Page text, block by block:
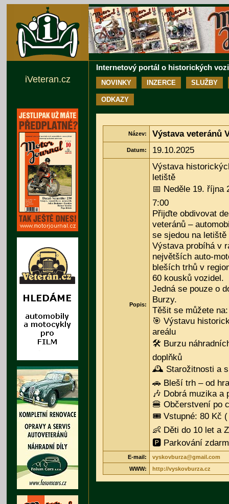
Internetový portál o historických
NOVINKY INZERCE SLUŽBY
ODKAZY
Název: Výstava veteránů
Datum: 19.10.2025
Popis:
Výstava
letiště
📅 Neděle 19. října
7:00
Přijďte obdivovat
veteránů –
se sjedou na
Výstava probíhá v
největších auto-
bleších trhů v
60 kousků vozidel.
Jedná se pouze o
Burzy.
Těšit se můžete na:
🎯 Výstavu
areálu
🛠️ Burzu
doplňků
🕰️ Starožitnosti a
🚗 Bleší trh – od
🎶 Dobrá muzika a
🍔 Občerstvení po
🎟️ Vstupné: 80 Kč
👶 Děti do 10 let a
🅿️ Parkování
E-mail:
vyskovburza@gmail.com
WWW:
http://vyskovburza.cz
iVeteran.cz